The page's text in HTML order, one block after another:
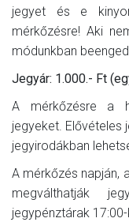
jegyet és e
mérkőzésre! Aki
módunkban
Jegyár: 1.000.- Ft
A mérkőzésre a
jegyeket. Elővételes
jegyirodákban
A mérkőzés napján,
megválthatják
jegypénztárak